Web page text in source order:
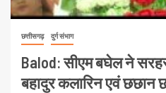
छत्तीसगढ़ दुर्ग संभाग
Balod: सीएम बघेल ने
बहादुर कलारिन एवं छछान